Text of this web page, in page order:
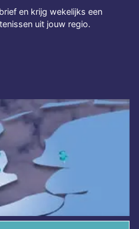
en krijg wekelijks een
uit jouw regio.